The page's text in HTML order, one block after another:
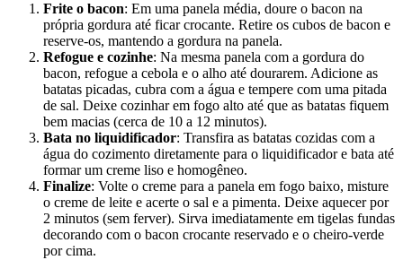
Frite o bacon: Em uma panela média, doure o bacon na
própria gordura até ficar crocante. Retire os cubos de bacon e
reserve-os, mantendo a gordura na panela.
Refogue e cozinhe: Na mesma panela com a gordura do
bacon, refogue a cebola e o alho até dourarem. Adicione as
batatas picadas, cubra com a água e tempere com uma pitada
de sal. Deixe cozinhar em fogo alto até que as batatas fiquem
bem macias (cerca de 10 a 12 minutos).
Bata no liquidificador: Transfira as batatas cozidas com a
água do cozimento diretamente para o liquidificador e bata até
formar um creme liso e homogêneo.
Finalize: Volte o creme para a panela em fogo baixo, misture
o creme de leite e acerte o sal e a pimenta. Deixe aquecer por
2 minutos (sem ferver). Sirva imediatamente em tigelas fundas
decorando com o bacon crocante reservado e o cheiro-verde
por cima.